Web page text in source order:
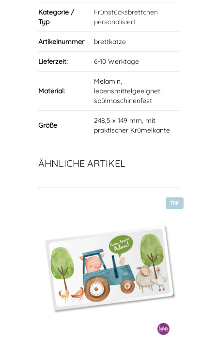
Kategorie /
Typ
Frühstücksbrettchen
personalisiert
Artikelnummer brettkatze
Lieferzeit: 6-10 Werktage
Material:
Melamin,
lebensmittelgeeignet,
spülmaschinenfest
Größe
248,5 x 149 mm, mit
praktischer Krümelkante
ÄHNLICHE ARTIKEL
TOP